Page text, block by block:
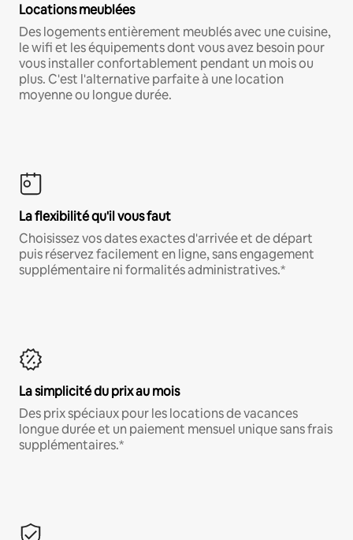
Locations meublées
Des logements entièrement meublés avec une cuisine,
le wifi et les équipements dont vous avez besoin pour
vous installer confortablement pendant un mois ou
plus. C'est l'alternative parfaite à une location
moyenne ou longue durée.
La flexibilité qu'il vous faut
Choisissez vos dates exactes d'arrivée et de départ
puis réservez facilement en ligne, sans engagement
supplémentaire ni formalités administratives.*
La simplicité du prix au mois
Des prix spéciaux pour les locations de vacances
longue durée et un paiement mensuel unique sans frais
supplémentaires.*